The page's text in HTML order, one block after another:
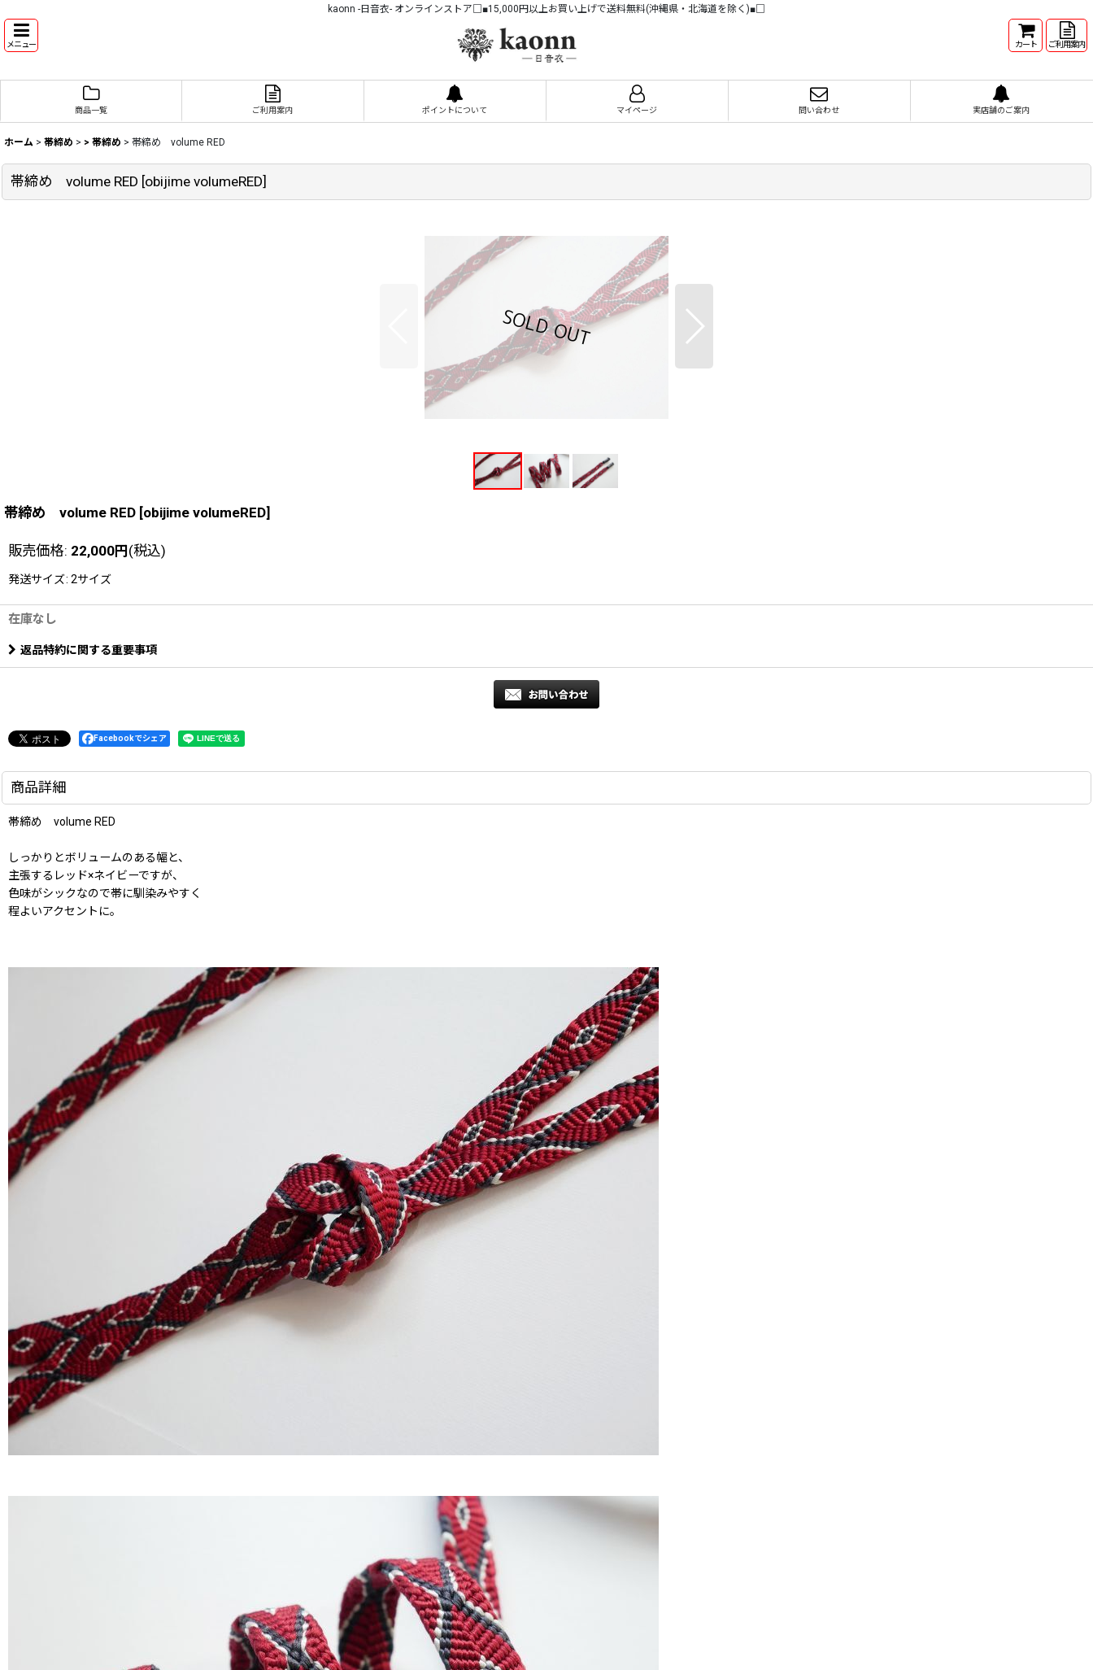
kaonn -日音衣- オンラインストア□■15,000円以上お買い上げで送料無料(沖縄県・北海道を除く)■□
メニュー カート ご利用案内
商品一覧 ご利用案内 ポイントについて マイページ 問い合わせ 実店舗のご案内
ホーム > 帯締め > > 帯締め > 帯締め volume RED
帯締め volume RED [obijime volumeRED]
帯締め volume RED [obijime volumeRED]
販売価格: 22,000円(税込)
発送サイズ: 2サイズ
在庫なし
返品特約に関する重要事項
Facebookでシェア
商品詳細
帯締め volume RED
しっかりとボリュームのある幅と、
主張するレッド×ネイビーですが、
色味がシックなので帯に馴染みやすく
程よいアクセントに。